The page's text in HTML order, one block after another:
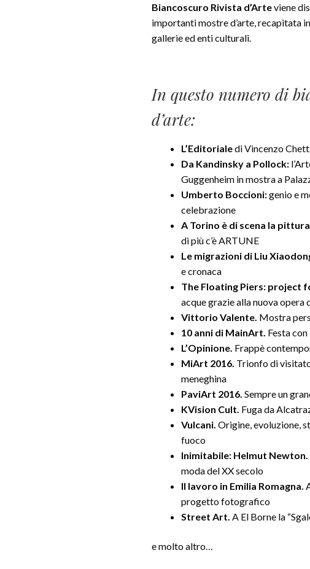
Biancoscuro Rivista d’Arteviene
importanti mostre d’arte, recapitata
gallerie ed enti culturali.
In questo numero di
d’arte:
L’Editorialedi Vincenzo
Da Kandinsky a Pollock:
Guggenheim in mostra a
Umberto Boccioni:genio e
celebrazione
A Torino è di scena la
di più c’è ARTUNE
Le migrazioni di Liu
e cronaca
The Floating Piers: project
acque grazie alla nuova opera
Vittorio Valente. Mostra
10 anni di MainArt. Festa
L’Opinione. Frappè
MiArt 2016. Trionfo di
meneghina
PaviArt 2016.Sempre un
KVision Cult. Fuga da
Vulcani.Origine, evoluzione,
fuoco
Inimitabile: Helmut Newton.
moda del XX secolo
Il lavoro in Emilia Romagna.
progetto fotografico
Street Art.A El Borne la
e molto altro…